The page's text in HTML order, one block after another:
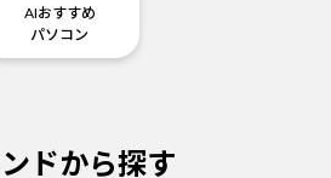
AIおすすめ
パソコン
ドから探す